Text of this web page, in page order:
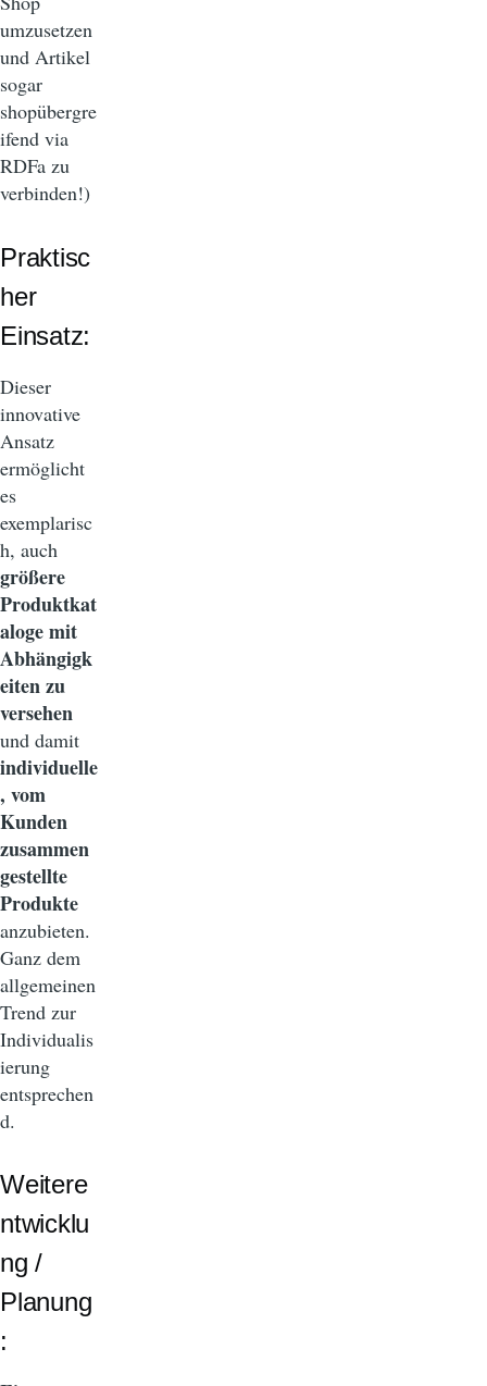
umzusetzen
und Artikel
sogar
shopübergre
ifend via
RDFa zu
verbinden!)
Praktisc
her
Einsatz:
Dieser
innovative
Ansatz
ermöglicht
es
exemplarisc
h, auch
größere
Produktkat
aloge mit
Abhängigk
eiten zu
versehen
und damit
individuelle
, vom
Kunden
zusammen
gestellte
Produkte
anzubieten.
Ganz dem
allgemeinen
Trend zur
Individualis
ierung
entsprechen
d.
Weitere
ntwicklu
ng /
Planung
: